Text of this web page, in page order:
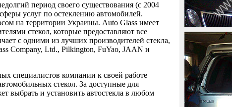
период своего существования (с 2004
услуг по остеклению автомобилей.
на территории Украины. Auto Glass имеет
стекол, которые предоставляют все
с одними из лучших производителей стекла,
Company, Ltd., Pilkington, FuYao, JAAN и
специалистов компании к своей работе
стекол. За доступные для
выбрать и установить автостекла в любом